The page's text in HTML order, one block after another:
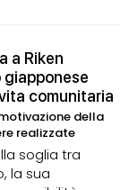
a Riken
comunitaria
della
realizzate
soglia tra
la sua